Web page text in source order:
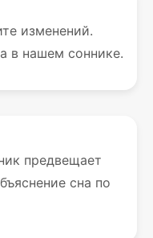
изменений.
в нашем соннике.
предвещает
сна по